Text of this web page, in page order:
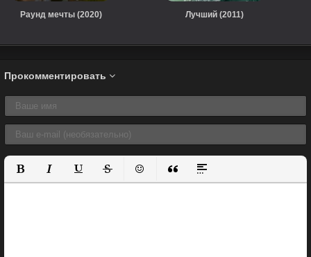
Раунд мечты (2020) Лучший (2011)
Прокомментировать
Полужирный
КурсивПодчеркнутый
ЗачеркнутыйВставить смайлик
Вставка цитаты
Вставка спойлера